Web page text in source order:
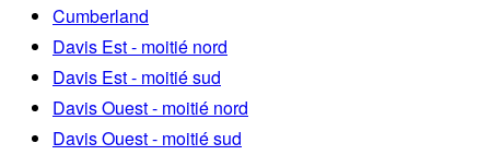
Cumberland
Davis Est - moitié nord
Davis Est - moitié sud
Davis Ouest - moitié nord
Davis Ouest - moitié sud